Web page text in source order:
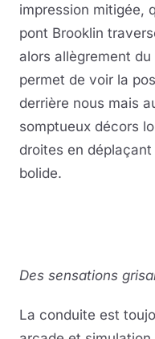
impression mitigée,
pont Brooklin
alors allègrement
permet de voir la
derrière nous mais
somptueux décors
droites en
bolide.
Des sensations
La conduite est